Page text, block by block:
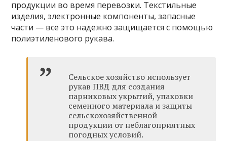
продукции во время перевозки. Текстильные
изделия, электронные компоненты, запасные
части — все это надежно защищается с помощью
полиэтиленового рукава.
Сельское хозяйство использует
рукав ПВД для создания
парниковых укрытий, упаковки
семенного материала и защиты
сельскохозяйственной
продукции от неблагоприятных
погодных условий.